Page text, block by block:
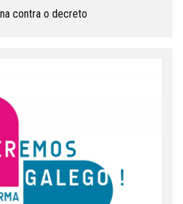
contra o decreto